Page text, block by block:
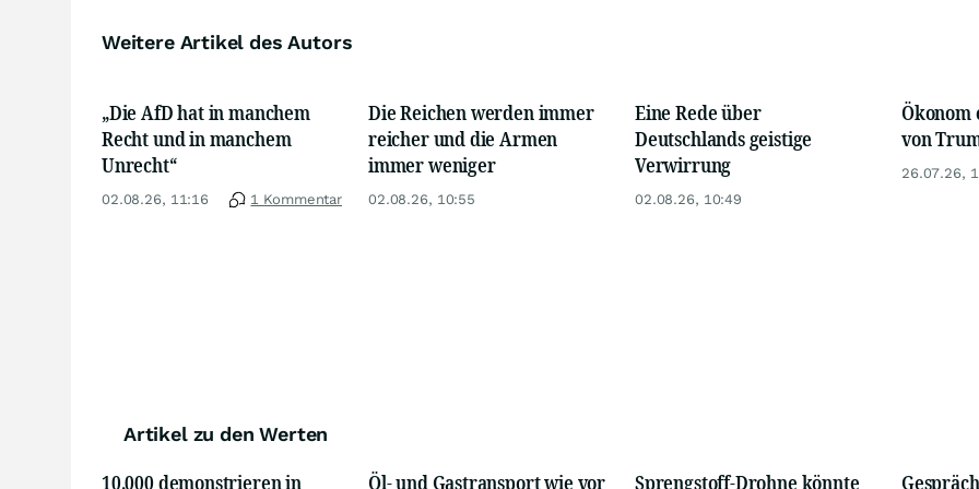
Weitere Artikel des Autors
„Die AfD hat in manchem
Recht und in manchem
Unrecht“
02.08.26, 11:16 1 Kommentar
Die Reichen werden immer
reicher und die Armen
immer weniger
02.08.26, 10:55
Eine Rede über
Deutschlands geistige
Verwirrung
02.08.26, 10:49
von
26.07.26,
Artikel zu den Werten
10.000 demonstrieren in Öl- und Gastransport wie vor Sprengstoff-Drohne könnte